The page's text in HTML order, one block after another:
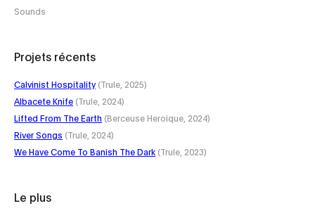
Sounds
Projets récents
Calvinist Hospitality(Trule, 2025)
Albacete Knife (Trule, 2024)
Lifted From The Earth (Berceuse Heroique, 2024)
River Songs (Trule, 2024)
We Have Come To Banish The Dark (Trule, 2023)
Le plus